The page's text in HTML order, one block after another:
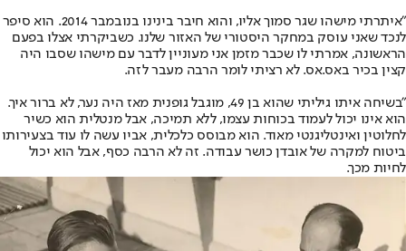
"איתרתי מישהו שגר סמוך אליו, והוא חיבר בינינו בנובמבר 2014. הוא סיפר
לנכד שאני עוסק במחקר היסטורי של האזור שלנו. כשביקרתי אצלו בפעם
הראשונה, אמרתי לו שכבר מזמן אני מעוניין לדבר עם מישהו שסבו היה
קצין בכיר באס.אס. לא רציתי לומר הרבה מעבר לזה.
"בשיחה איתו גיליתי שהוא בן 49, מוגבל גופנית מאז היה נער, לא ברור איך.
הוא אינו יכול לעמוד בכוחות עצמו, ללא תמיכה, אבל מנטלית הוא כשיר
לחלוטין ואינטליגנטי מאוד. הוא מבוסס כלכלית, אביו עשה לו עוד בצעירותו
ביטוח למקרה של אובדן כושר עבודה. זה לא הרבה כסף, אבל הוא יכול
לחיות מכך.